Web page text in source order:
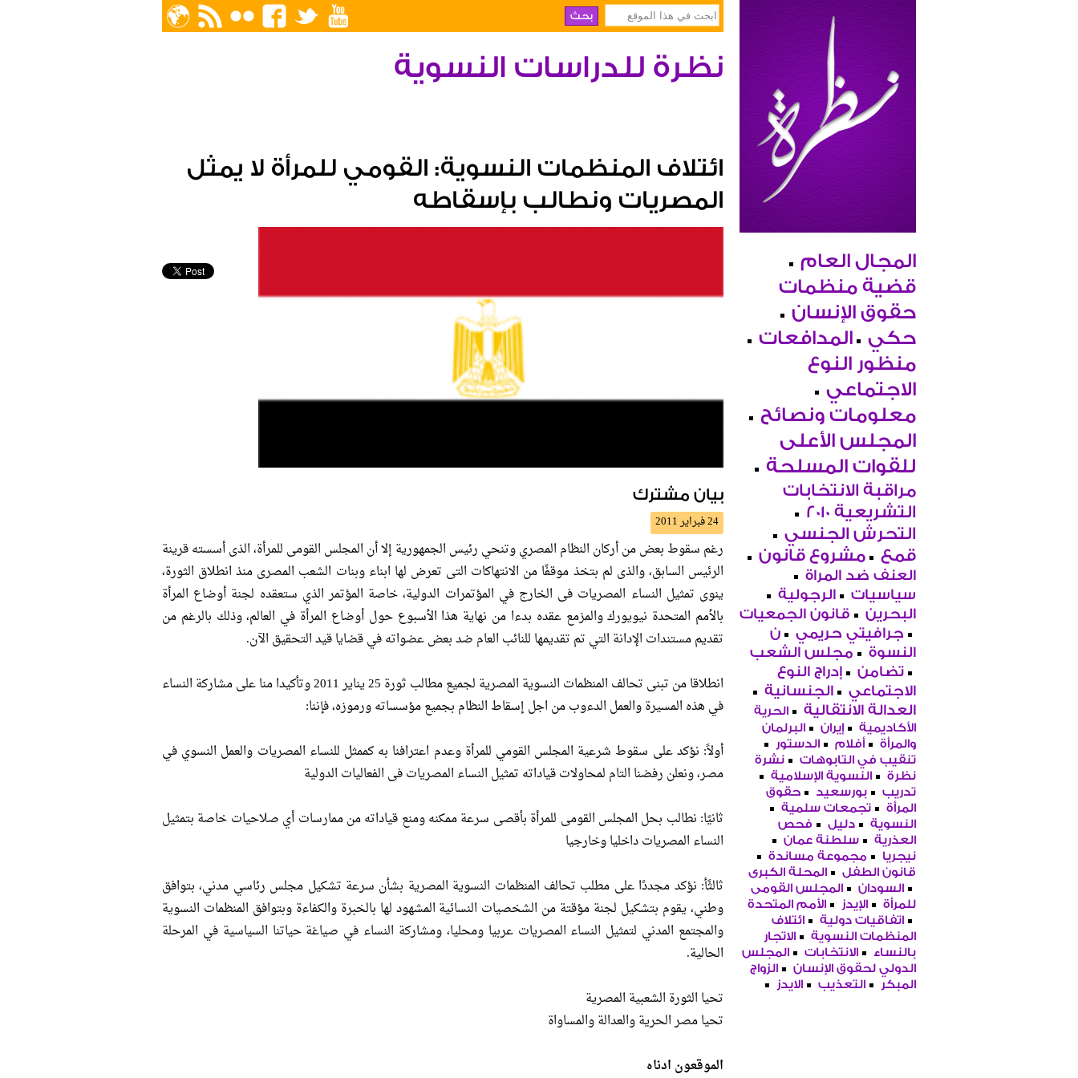
المجال العام
قضية منظمات
حقوق الإنسان
حكي
المدافعات
منظور النوع
الاجتماعي
معلومات ونصائح
المجلس الأعلى
للقوات المسلحة
مراقبة الانتخابات
التشريعية 2010
التحرش الجنسي
قمع
مشروع قانون
العنف ضد المراة
سياسيات
الرجولية
البحرين
قانون الجمعيات
جرافيتي حريمي
ن
النسوة
مجلس الشعب
تضامن
إدراج النوع
الاجتماعي
الجنسانية
العدالة الانتقالية
الحرية
الأكاديمية
إيران
البرلمان
والمرأة
أفلام
الدستور
تنقيب في التابوهات
نشرة
نظرة
النسوية الإسلامية
تدريب
بورسعيد
حقوق
المرأة
تجمعات سلمية
النسوية
دليل
فحص
العذرية
سلطنة عمان
نيجريا
مجموعة مساندة
قانون الطفل
المحلة الكبرى
السودان
المجلس القومى
للمرأة
الإيدز
الأمم المتحدة
اتفاقيات دولية
ائتلاف
المنظمات النسوية
الاتجار
بالنساء
الانتخابات
المجلس
الدولي لحقوق الإنسان
الزواج
المبكر
التعذيب الايدز
نظرة للدراسات النسوية
ائتلاف المنظمات النسوية: القومي للمرأة لا يمثل
المصريات ونطالب بإسقاطه
بيان مشترك
24 فبراير 2011
رغم سقوط بعض من أركان النظام المصري وتنحي رئيس الجمهورية إلا أن المجلس القومى للمرأة، الذى أسسته قرينة
الرئيس السابق، والذى لم بتخذ موقفًا من الانتهاكات التى تعرض لها ابناء وبنات الشعب المصرى منذ انطلاق الثورة،
ينوى تمثيل النساء المصريات فى الخارج في المؤتمرات الدولية، خاصة المؤتمر الذي ستعقده لجنة أوضاع المرأة
بالأمم المتحدة نيويورك والمزمع عقده بدءا من نهاية هذا الأسبوع حول أوضاع المرأة في العالم، وذلك بالرغم من
تقديم مستندات الإدانة التي تم تقديمها للنائب العام ضد بعض عضواته في قضايا قيد التحقيق الآن.
انطلاقا من تبنى تحالف المنظمات النسوية المصرية لجميع مطالب ثورة 25 يناير 2011 وتأكيدا منا على مشاركة النساء
في هذه المسيرة والعمل الدءوب من اجل إسقاط النظام بجميع مؤسساته ورموزه، فإننا:
أولاً: نؤكد على سقوط شرعية المجلس القومي للمرأة وعدم اعترافنا به كممثل للنساء المصريات والعمل النسوي في
مصر، ونعلن رفضنا التام لمحاولات قياداته تمثيل النساء المصريات فى الفعاليات الدولية
ثانيًا: نطالب بحل المجلس القومى للمرأة بأقصى سرعة ممكنه ومنع قياداته من ممارسات أي صلاحيات خاصة بتمثيل
النساء المصريات داخليا وخارجيا
ثالثًأ: نؤكد مجددًا على مطلب تحالف المنظمات النسوية المصرية بشأن سرعة تشكيل مجلس رئاسي مدني، بتوافق
وطني، يقوم بتشكيل لجنة مؤقتة من الشخصيات النسائية المشهود لها بالخبرة والكفاءة وبتوافق المنظمات النسوية
والمجتمع المدني لتمثيل النساء المصريات عربيا ومحليا، ومشاركة النساء في صياغة حياتنا السياسية في المرحلة
الحالية.
تحيا الثورة الشعبية المصرية
تحيا مصر الحرية والعدالة والمساواة
الموقعون ادناه